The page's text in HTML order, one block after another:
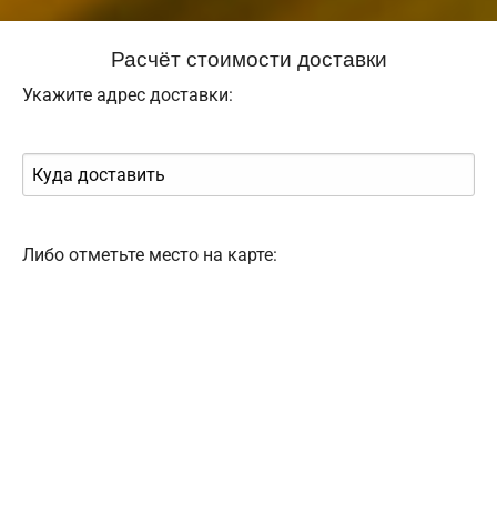
Расчёт стоимости доставки
Укажите адрес доставки:
Либо отметьте место на карте: